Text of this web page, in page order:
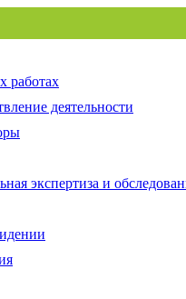
работах
деятельности
экспертиза и